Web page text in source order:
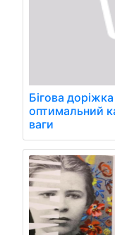
Бігова
оптимальний
ваги